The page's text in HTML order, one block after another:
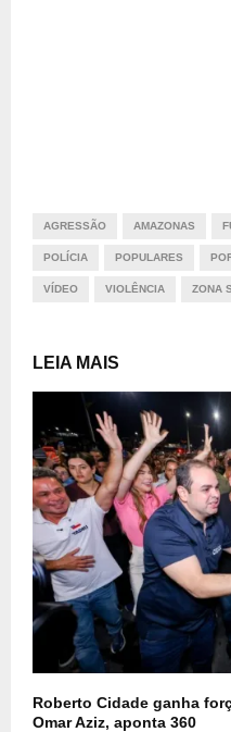
AGRESSÃO AMAZONAS
POLÍCIA POPULARES
VÍDEO VIOLÊNCIA ZONA
LEIA MAIS
Roberto Cidade ganha
Omar Aziz, aponta 360